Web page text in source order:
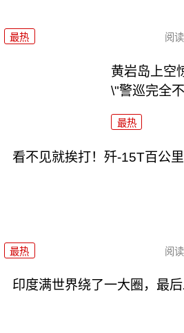
最热 阅读
黄岩岛上空
\"警巡完全
最热
看不见就挨打！歼-15T百公
最热 阅读
印度满世界绕了一大圈，最后